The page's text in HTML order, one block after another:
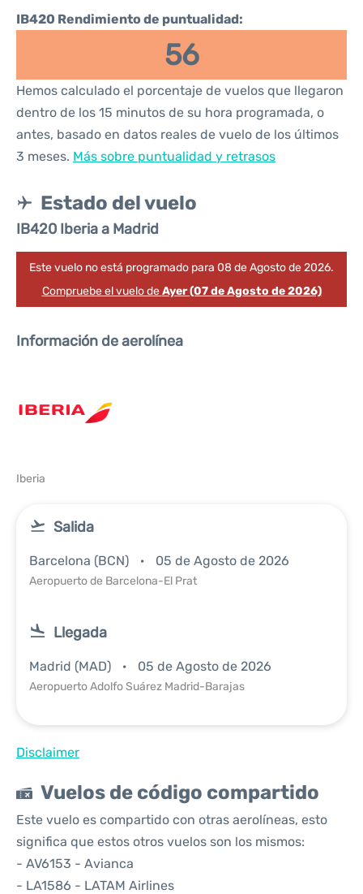
IB420 Rendimiento de puntualidad:
56
Hemos calculado el porcentaje de vuelos que llegaron
dentro de los 15 minutos de su hora programada, o
antes, basado en datos reales de vuelo de los últimos
3 meses. Más sobre puntualidad y retrasos
Estado del vuelo
IB420 Iberia a Madrid
Este vuelo no está programado para 08 de Agosto de 2026.
Compruebe el vuelo deAyer (07 de Agosto de 2026)
Información de aerolínea
Iberia
Salida
Barcelona (BCN) 05 de Agosto de 2026
Aeropuerto de Barcelona-El Prat
Llegada
Madrid (MAD) 05 de Agosto de 2026
Aeropuerto Adolfo Suárez Madrid-Barajas
Disclaimer
Vuelos de código compartido
Este vuelo es compartido con otras aerolíneas, esto
significa que estos otros vuelos son los mismos:
- AV6153 - Avianca
- LA1586 - LATAM Airlines